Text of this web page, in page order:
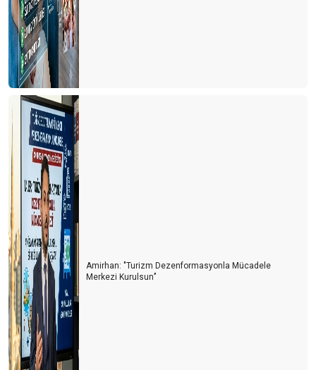
FRANSA 100 MİLYON TURİSTLE REKOR KIRDI
ALMANYA BOŞ YATAKLARI FUTBOLLA DOLDURACAK
İSPANYA BU SEZONU ZOR BİTİRİR
SEÇİMLERİN TURİZME YANSIMASI
BAYRAMDA YUNAN ADALARI MI? EGE & AKDENİZ SAHİLLERİ
Mİ?
ALMAN SEYAHAT ACENTALARI BİRLİĞİ (DRV) AÇIKLADI
Runtalya maratonu sadece bir koşu değil
1618 sayılı Seyahat Acentaları yasasındaki revizyon isteği haklı
bir taleptir
2024 TE DÜNYA TURİZMİ YENİ BİR SAYFA AÇIYOR
YILIN SON GÜNÜ YURT DIŞINDAN 82 UÇUŞ GERÇEKLEŞİYOR
İklim Direnci Vergisi’ ile turizmden kapatmaya çalışıyor
GÜVEN FİYATTAN ÖNEMLİ, SAVAŞLAR SEZONU BELİRLEYECEK
TATİL 2024’ TE DAHA UCUZ OLMAYACAK
Amirhan: "Turizm Dezenformasyonla Mücadele
Merkezi Kurulsun’’